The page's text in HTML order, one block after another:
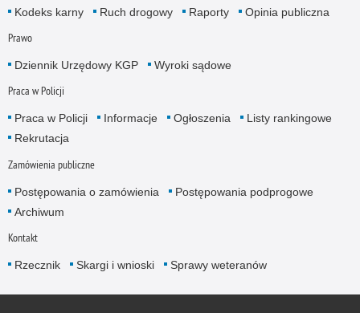
Kodeks karny
Ruch drogowy Raporty Opinia publiczna
Prawo
Dziennik Urzędowy KGP Wyroki sądowe
Praca w Policji
Praca w Policji Informacje Ogłoszenia
Listy rankingowe
Rekrutacja
Zamówienia publiczne
Postępowania o zamówienia
Postępowania podprogowe
Archiwum
Kontakt
Rzecznik Skargi i wnioski Sprawy weteranów